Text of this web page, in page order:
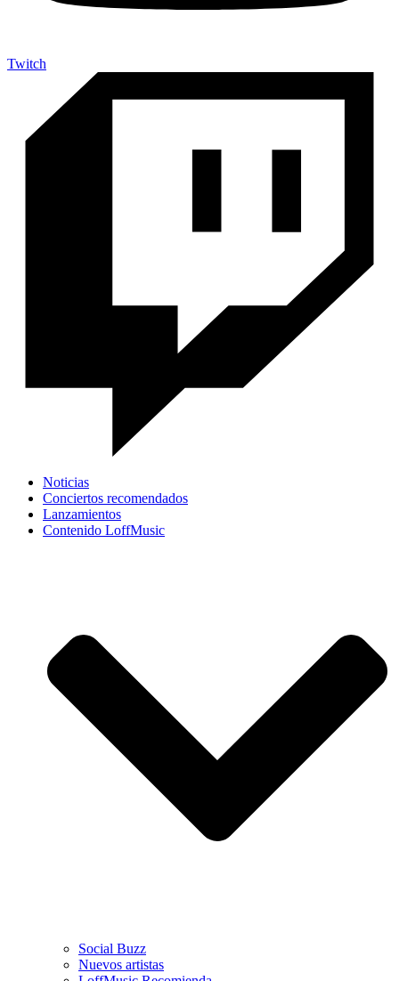
Twitch
Noticias
Conciertos recomendados
Lanzamientos
Contenido LoffMusic
Social Buzz
Nuevos artistas